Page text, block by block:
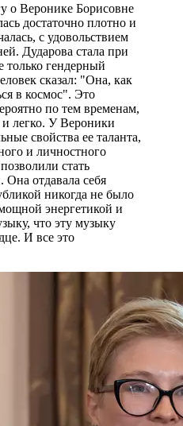
о Веронике Борисовне
достаточно плотно и
с удовольствием
Дударова стала при
только гендерный
сказал: "Она, как
в космос". Это
по тем временам,
и легко. У Вероники
свойства ее таланта,
и личностного
стать
отдавала себя
никогда не было
энергетикой и
что эту музыку
И все это